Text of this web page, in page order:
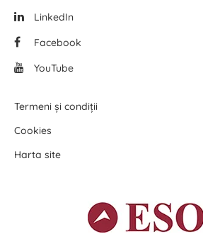
LinkedIn
Facebook
YouTube
Termeni și condiții
Cookies
Harta site